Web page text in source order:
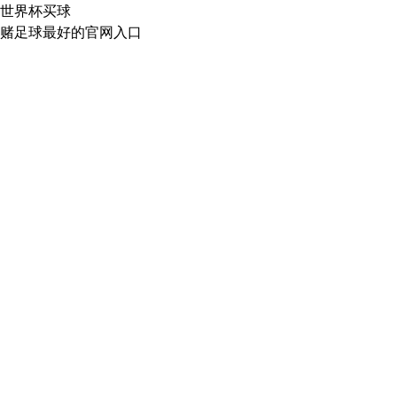
世界杯买球
赌足球最好的官网入口